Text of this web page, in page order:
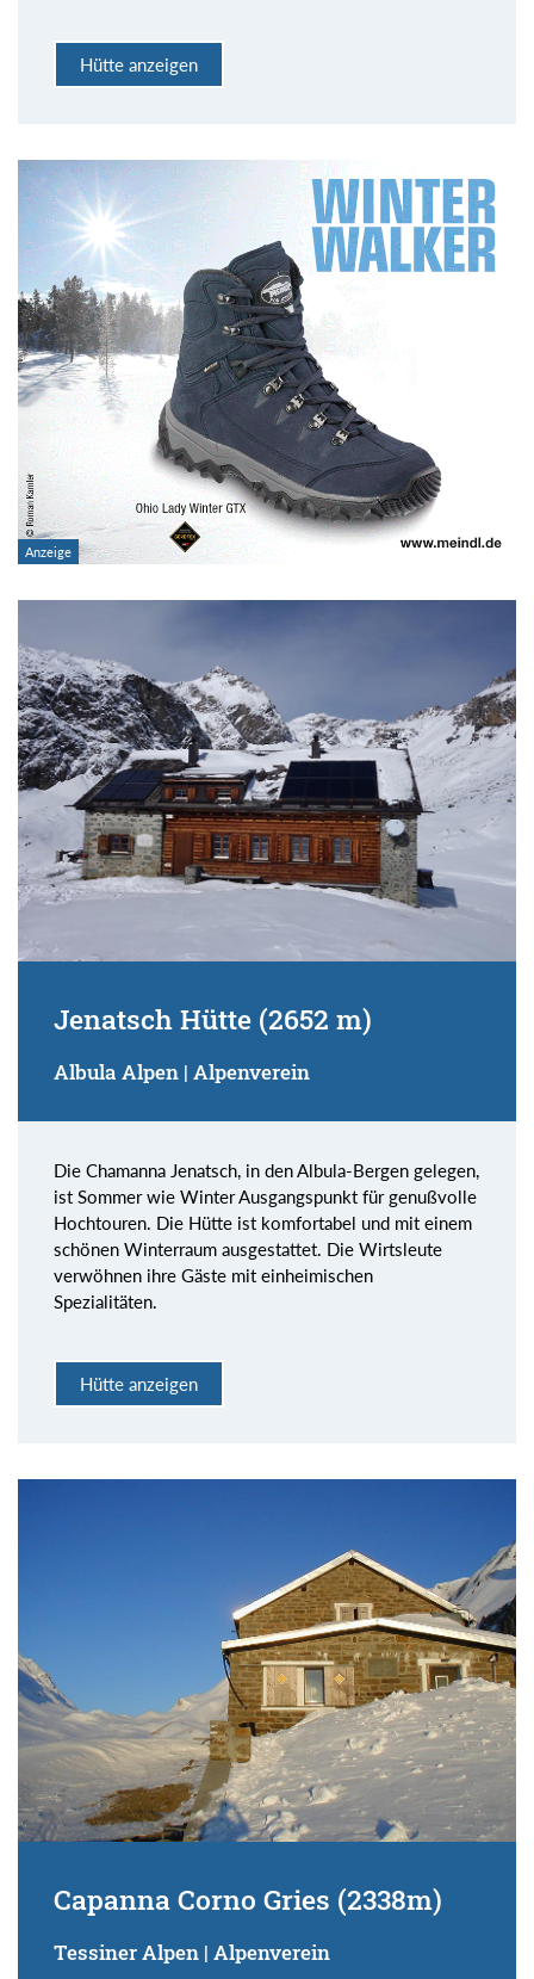
Hütte anzeigen
Jenatsch Hütte (2652 m)
Albula Alpen | Alpenverein
Die Chamanna Jenatsch, in den Albula-Bergen gelegen,
ist Sommer wie Winter Ausgangspunkt für genußvolle
Hochtouren. Die Hütte ist komfortabel und mit einem
schönen Winterraum ausgestattet. Die Wirtsleute
verwöhnen ihre Gäste mit einheimischen
Spezialitäten.
Hütte anzeigen
Capanna Corno Gries (2338m)
Tessiner Alpen | Alpenverein